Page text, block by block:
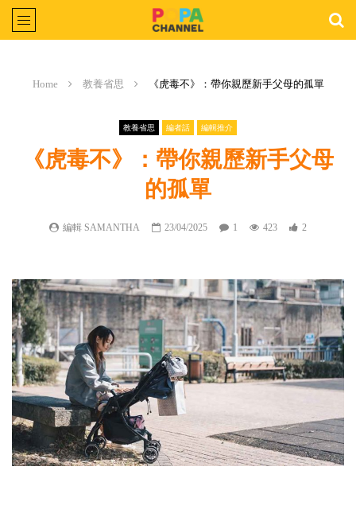
Home 教養省思 《虎毒不》：帶你親歷新手父母的孤單
教養省思 編者話 編輯推介
《虎毒不》：帶你親歷新手父母
的孤單
編輯 SAMANTHA 23/04/2025 1 423 2